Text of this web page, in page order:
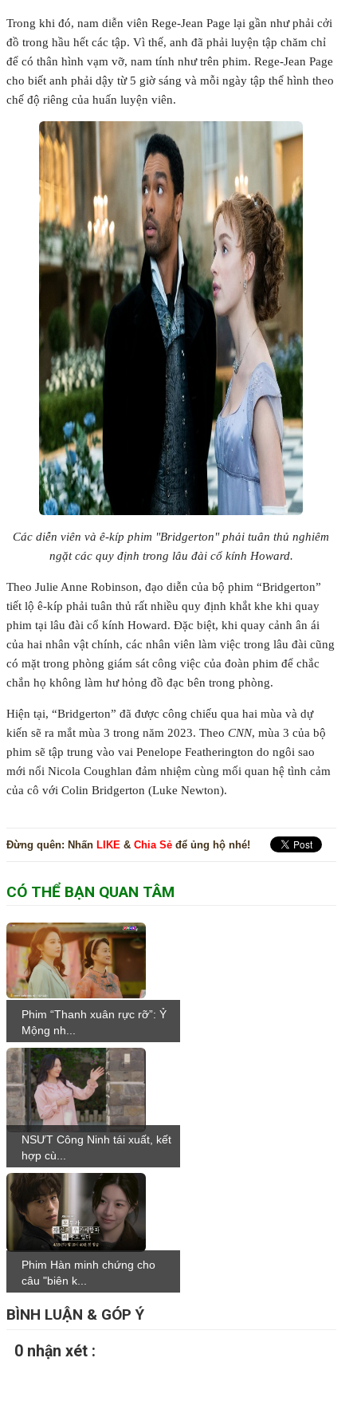
Trong khi đó, nam diễn viên Rege-Jean Page lại gần như phải cởi
đồ trong hầu hết các tập. Vì thế, anh đã phải luyện tập chăm chỉ
để có thân hình vạm vỡ, nam tính như trên phim. Rege-Jean Page
cho biết anh phải dậy từ 5 giờ sáng và mỗi ngày tập thể hình theo
chế độ riêng của huấn luyện viên.
Các diễn viên và ê-kíp phim "Bridgerton" phải tuân thủ nghiêm
ngặt các quy định trong lâu đài cổ kính Howard.
Theo Julie Anne Robinson, đạo diễn của bộ phim “Bridgerton”
tiết lộ ê-kíp phải tuân thủ rất nhiều quy định khắt khe khi quay
phim tại lâu đài cổ kính Howard. Đặc biệt, khi quay cảnh ân ái
của hai nhân vật chính, các nhân viên làm việc trong lâu đài cũng
có mặt trong phòng giám sát công việc của đoàn phim để chắc
chắn họ không làm hư hỏng đồ đạc bên trong phòng.
Hiện tại, “Bridgerton” đã được công chiếu qua hai mùa và dự
kiến sẽ ra mắt mùa 3 trong năm 2023. Theo CNN, mùa 3 của bộ
phim sẽ tập trung vào vai Penelope Featherington do ngôi sao
mới nổi Nicola Coughlan đảm nhiệm cùng mối quan hệ tình cảm
của cô với Colin Bridgerton (Luke Newton).
Đừng quên: Nhấn LIKE & Chia Sẻ để ủng hộ nhé!
CÓ THỂ BẠN QUAN TÂM
Phim “Thanh xuân rực rỡ”: Ỷ
Mộng nh...
NSƯT Công Ninh tái xuất, kết
hợp cù...
Phim Hàn minh chứng cho
câu "biên k...
BÌNH LUẬN & GÓP Ý
0 nhận xét :